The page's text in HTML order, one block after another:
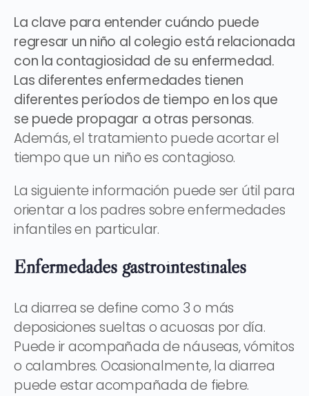
La clave para entender cuándo puede
regresar un niño al colegio está relacionada
con la contagiosidad de su enfermedad.
Las diferentes enfermedades tienen
diferentes períodos de tiempo en los que
se puede propagar a otras personas.
Además, el tratamiento puede acortar el
tiempo que un niño es contagioso.
La siguiente información puede ser útil para
orientar a los padres sobre enfermedades
infantiles en particular.
Enfermedades gastrointestinales
La diarrea se define como 3 o más
deposiciones sueltas o acuosas por día.
Puede ir acompañada de náuseas, vómitos
o calambres. Ocasionalmente, la diarrea
puede estar acompañada de fiebre.